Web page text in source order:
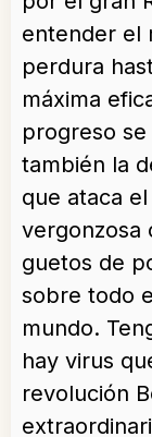
entender el
perdura
máxima
progreso
también la
que ataca
vergonzosa
guetos de
sobre todo
mundo.
hay virus
revolución